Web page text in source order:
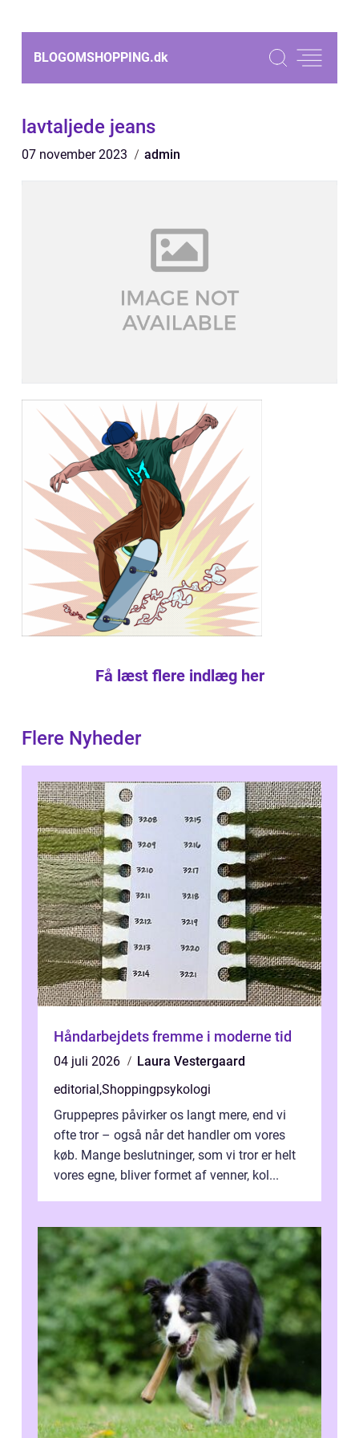
BLOGOMSHOPPING.dk
lavtaljede jeans
07 november 2023 admin
Få læst flere indlæg her
Flere Nyheder
Håndarbejdets fremme i moderne tid
04 juli 2026
Laura Vestergaard
editorial,Shoppingpsykologi
Gruppepres påvirker os langt mere, end vi
ofte tror – også når det handler om vores
køb. Mange beslutninger, som vi tror er helt
vores egne, bliver formet af venner, kol...